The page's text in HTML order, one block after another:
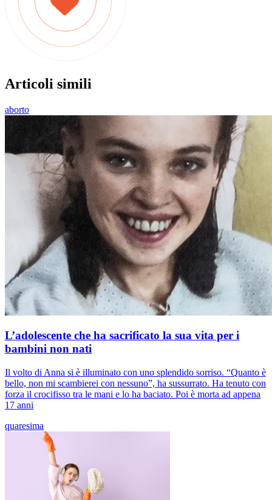
Articoli simili
aborto
L’adolescente che ha sacrificato la sua vita per i
bambini non nati
Il volto di Anna si è illuminato con uno splendido sorriso. “Quanto è
bello, non mi scambierei con nessuno”, ha sussurrato. Ha tenuto con
forza il crocifisso tra le mani e lo ha baciato. Poi è morta ad appena
17 anni
quaresima